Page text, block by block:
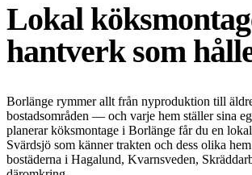
Lokal
hantverk som
Borlänge rymmer allt från nyproduktion till
bostadsområden — och varje hem ställer sina
planerar köksmontage i Borlänge får du en
Svärdsjö som känner trakten och dess olika
bostäderna i Hagalund, Kvarnsveden,